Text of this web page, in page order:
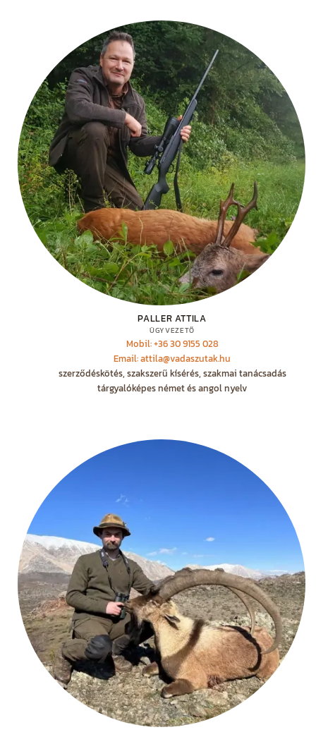
PALLER ATTILA
ÜGYVEZETŐ
Mobil: +36 30 9155 028
Email: attila@vadaszutak.hu
szerződéskötés, szakszerű kísérés, szakmai tanácsadás
tárgyalóképes német és angol nyelv